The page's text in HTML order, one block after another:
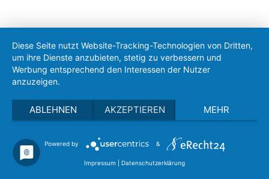
Diese Seite nutzt Website-Tracking-Technologien von Dritten,
um ihre Dienste anzubieten, stetig zu verbessern und
Werbung entsprechend den Interessen der Nutzer
anzuzeigen.
ABLEHNEN AKZEPTIEREN MEHR
Powered by &
Impressum Datenschutzerklärung